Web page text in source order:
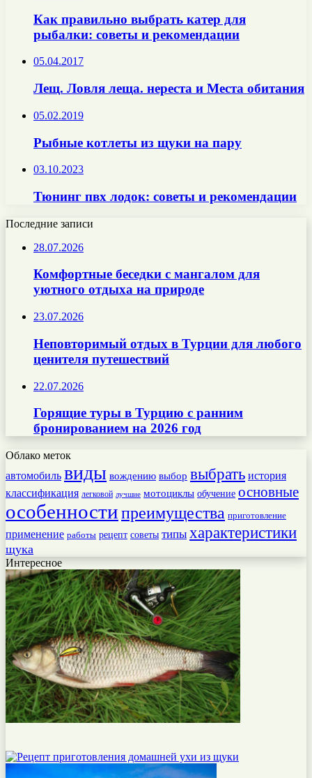
Как правильно выбрать катер для
рыбалки: советы и рекомендации
05.04.2017
Лещ. Ловля леща. нереста и Места обитания
05.02.2019
Рыбные котлеты из щуки на пару
03.10.2023
Тюнинг пвх лодок: советы и рекомендации
Последние записи
28.07.2026
Комфортные беседки с мангалом для
уютного отдыха на природе
23.07.2026
Неповторимый отдых в Турции для любого
ценителя путешествий
22.07.2026
Горящие туры в Турцию с ранним
бронированием на 2026 год
Облако меток
автомобиль виды вождению выбор выбрать история
классификация легковой лучшие мотоциклы обучение основные
особенностипреимущества приготовление
применение работы рецепт советы типы характеристики
щука
Интересное